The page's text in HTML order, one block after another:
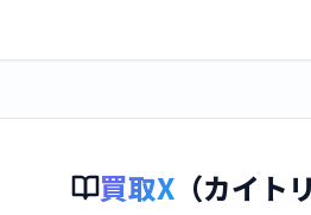
買取X （カイト